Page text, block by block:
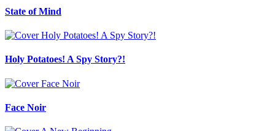
State of Mind
Holy Potatoes! A Spy Story?!
Face Noir